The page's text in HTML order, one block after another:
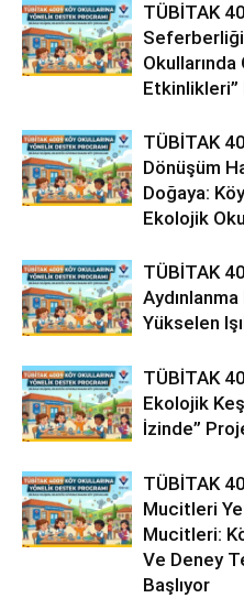
TÜBİTAK
Etkinlikleri”
TÜBİTAK
Dönüşüm
Doğaya:
Ekolojik
TÜBİTAK
Yükselen
TÜBİTAK
Ekolojik
İzinde”
TÜBİTAK
Mucitleri
Mucitleri:
Ve Deney
Başlıyor